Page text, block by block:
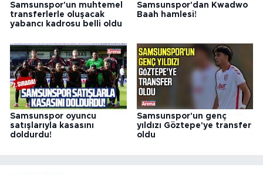
Samsunspor'un muhtemel
transferlerle oluşacak
yabancı kadrosu belli oldu
Samsunspor'dan Kwadwo
Baah hamlesi!
Samsunspor oyuncu
satışlarıyla kasasını
doldurdu!
Samsunspor'un genç
yıldızı Göztepe'ye transfer
oldu